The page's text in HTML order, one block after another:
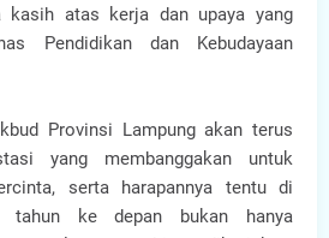
kasih atas kerja dan upaya yang
Pendidikan dan Kebudayaan
Provinsi Lampung akan terus
yang membanggakan untuk
serta harapannya tentu di
tahun ke depan bukan hanya